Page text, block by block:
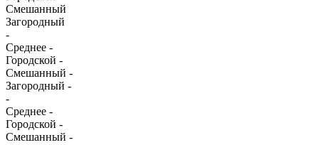
Смешанный
Загородный
-
Среднее -
Городской -
Смешанный -
Загородный -
-
Среднее -
Городской -
Смешанный -